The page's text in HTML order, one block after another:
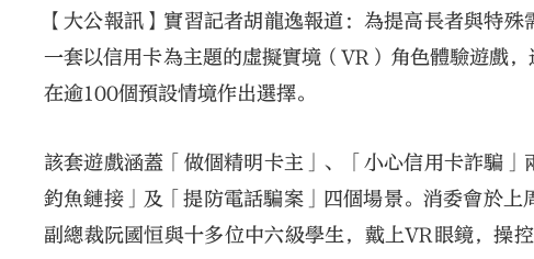
【大公報訊】實習記者胡龍逸報道：為提高長者與特
一套以信用卡為主題的虛擬實境（VR）角色體驗遊戲
在逾100個預設情境作出選擇。
該套遊戲涵蓋「做個精明卡主」、「小心信用卡詐騙
釣魚鏈接」及「提防電話騙案」四個場景。消委會於
副總裁阮國恒與十多位中六級學生，戴上VR眼鏡，操